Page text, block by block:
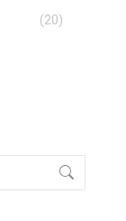
(20)